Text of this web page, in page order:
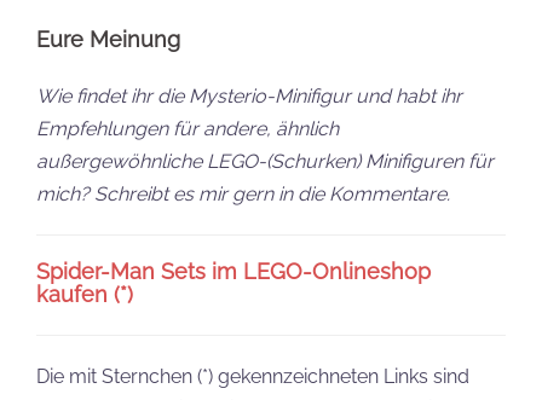
Eure Meinung
Wie findet ihr die Mysterio-Minifigur und habt ihr
Empfehlungen für andere, ähnlich
außergewöhnliche LEGO-(Schurken) Minifiguren für
mich? Schreibt es mir gern in die Kommentare.
Spider-Man Sets im LEGO-Onlineshop
kaufen (*)
Die mit Sternchen (*) gekennzeichneten Links sind